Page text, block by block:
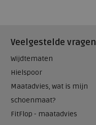
Veelgestelde vragen
Wijdtematen
Hielspoor
Maatadvies, wat is mijn
schoenmaat?
FitFlop - maatadvies